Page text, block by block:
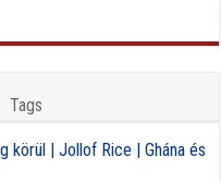
Tags
körül | Jollof Rice | Ghána és